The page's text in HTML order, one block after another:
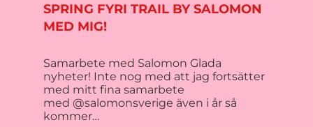
SPRING FYRI TRAIL BY SALOMON
MED MIG!
Samarbete med Salomon Glada
nyheter! Inte nog med att jag fortsätter
med mitt fina samarbete
med @salomonsverige även i år så
kommer…